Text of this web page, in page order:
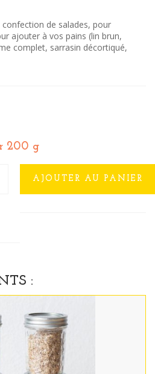
de salades, pour
ajouter à vos pains (lin brun,
complet, sarrasin décortiqué,
200 g
AJOUTER AU PANIER
: